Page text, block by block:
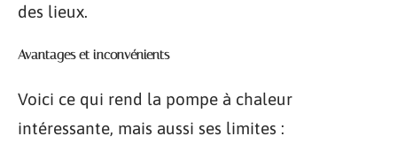
des lieux.
Avantages et inconvénients
Voici ce qui rend la pompe à chaleur
intéressante, mais aussi ses limites :